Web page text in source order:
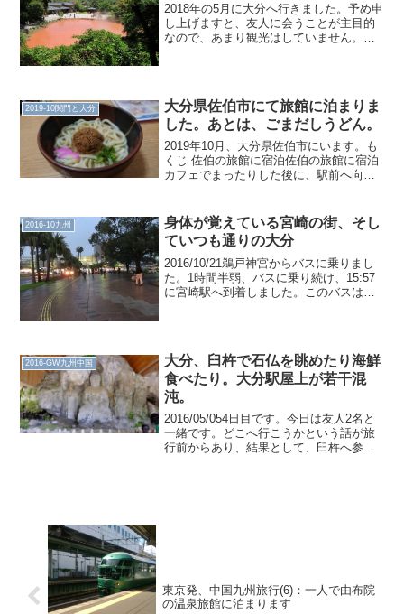
2018年の5月に大分へ行きました。予め申
し上げますと、友人に会うことが主目的
なので、あまり観光はしていません。金
2019-10関門と大分
大分県佐伯市にて旅館に泊まりま
した。あとは、ごまだしうどん。
2019年10月、大分県佐伯市にいます。も
くじ 佐伯の旅館に宿泊佐伯の旅館に宿泊
カフェでまったりした後に、駅前へ向か
本という、逃すと辛いダイヤです。無事
乗り込みまし...
2016-10九州
身体が覚えている宮崎の街、そし
ていつも通りの大分
2016/10/21鵜戸神宮からバスに乗りまし
た。1時間半弱、バスに乗り続け、15:57
に宮崎駅へ到着しました。このバスは飫
2016-GW九州中国
大分、臼杵で石仏を眺めたり海鮮
食べたり。大分駅屋上が若干混
沌。
2016/05/054日目です。今日は友人2名と
一緒です。どこへ行こうかという話が旅
行前からあり、結果として、臼杵へ参り
東京発、中国九州旅行(6)：一人で由布院
の温泉旅館に泊まります